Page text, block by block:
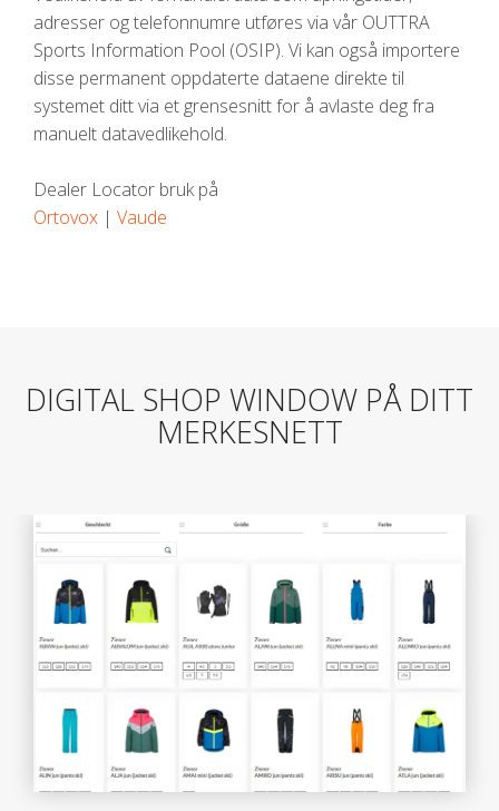
adresser og telefonnumre utføres via vår OUTTRA
Sports Information Pool (OSIP). Vi kan også importere
disse permanent oppdaterte dataene direkte til
systemet ditt via et grensesnitt for å avlaste deg fra
manuelt datavedlikehold.
Dealer Locator bruk på
Ortovox | Vaude
DIGITAL SHOP WINDOW PÅ DITT
MERKESNETT